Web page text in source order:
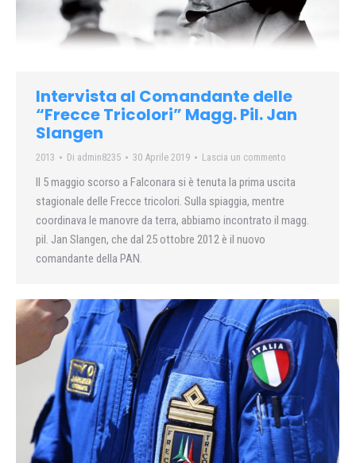
Intervista al Comandante delle
“Frecce Tricolori” Magg. Pil. Jan
Slangen
2013 Di admin8235 30 Aprile 2019 Lascia un commento
Il 5 maggio scorso a Falconara si è tenuta la prima uscita
stagionale delle Frecce tricolori. Sulla spiaggia, mentre
coordinava le manovre da terra, abbiamo incontrato il magg.
pil. Jan Slangen, che dal 25 ottobre 2012 è il nuovo
comandante della PAN.